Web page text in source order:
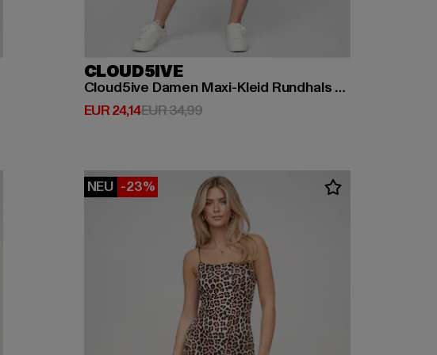
CLOUD5IVE
Cloud5ive Damen Maxi-Kleid Rundhals mit Punkt Print
EUR 24,14
Derzeitiger Preis: EUR 24,14
EUR 34,99Aktionspreis: EUR 34,99
NEU -23%